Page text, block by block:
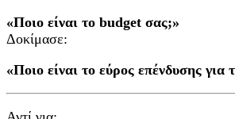
«Ποιο είναι το budget σας;»
Δοκίμασε:
«Ποιο είναι το εύρος επένδυσης